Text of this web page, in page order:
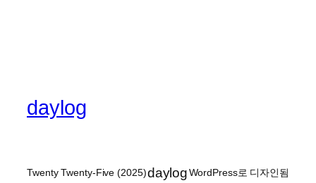
daylog
Twenty Twenty-Five (2025)daylogWordPress로 디자인됨